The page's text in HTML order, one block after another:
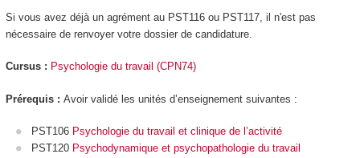
Si vous avez déjà un agrément au PST116 ou PST117, il n'est pas
nécessaire de renvoyer votre dossier de candidature.
Cursus : Psychologie du travail (CPN74)
Prérequis : Avoir validé les unités d’enseignement suivantes :
PST106 Psychologie du travail et clinique de l’activité
PST120 Psychodynamique et psychopathologie du travail